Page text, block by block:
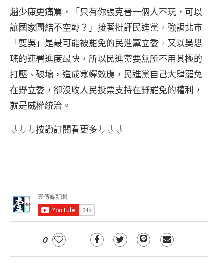
趙少康更痛罵，「只有你張克晉一個人不玩，可以
讓國家團結不空轉？」接著批評民進黨，強調北市
「雙吳」是最可能被罷免的民進黨立委，又以吳思
瑤的連署進度最快，所以民進黨要無所不用其極的
打壓、破壞，造成寒蟬效應，民進黨自己大肆罷免
在野立委，卻沒收人民投票支持在野罷免的權利，
就是威權統治。
⇩⇩⇩按讚訂閱看更多⇩⇩⇩
0